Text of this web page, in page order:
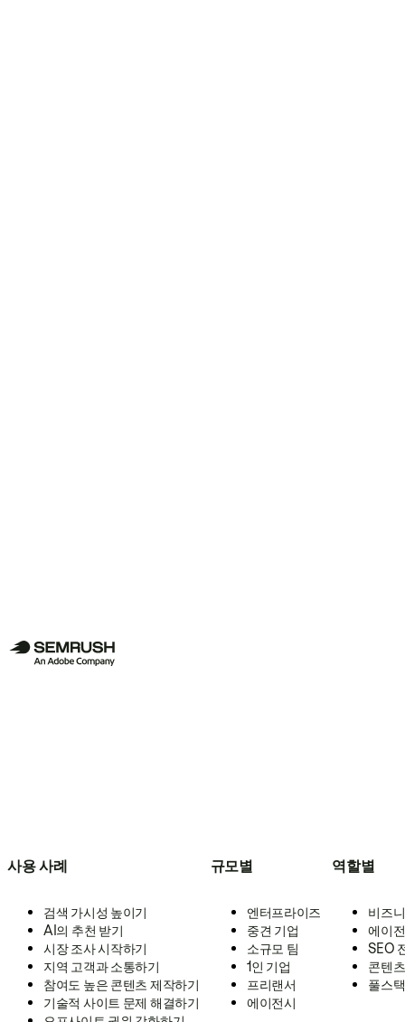
사용 사례
검색 가시성 높이기
AI의 추천 받기
시장 조사 시작하기
지역 고객과 소통하기
참여도 높은 콘텐츠 제작하기
기술적 사이트 문제 해결하기
규모별
엔터프라이즈
중견 기업
소규모 팀
1인 기업
프리랜서
에이전시
역할별
비즈
에이
SEO
콘텐
풀스